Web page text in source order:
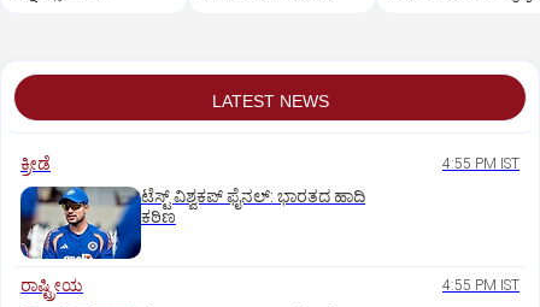
LATEST NEWS
ಕ್ರೀಡೆ 4:55 PM IST
ಟೆಸ್ಟ್ ವಿಶ್ವಕಪ್‌ ಫೈನಲ್‌: ಭಾರತದ ಹಾದಿ
ಕಠಿಣ
ರಾಷ್ಟ್ರೀಯ 4:55 PM IST